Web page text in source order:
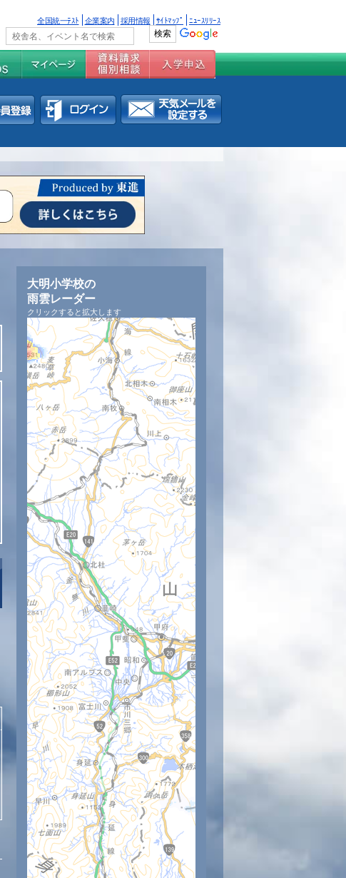
全国統一ﾃｽﾄ 企業案内 採用情報 ｻｲﾄﾏｯﾌﾟ ﾆｭｰｽﾘﾘｰｽ
10時 11時 12時 13時 14時
大明小学校の
雨雲レーダー
クリックすると拡大します